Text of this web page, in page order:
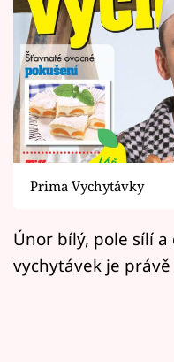
Seriály
Horoskopy
Sledujte prima+
Filmový festival
Mámy sobě
Prima Vychytávky
Únor bílý, pole sílí a
vychytávek je